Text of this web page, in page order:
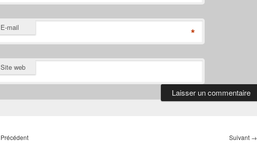
E-mail *
Site web
PrécédentArticle Suivant →